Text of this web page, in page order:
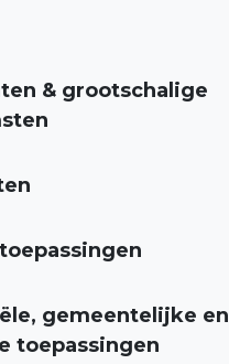
& grootschalige
gemeentelijke en
toepassingen